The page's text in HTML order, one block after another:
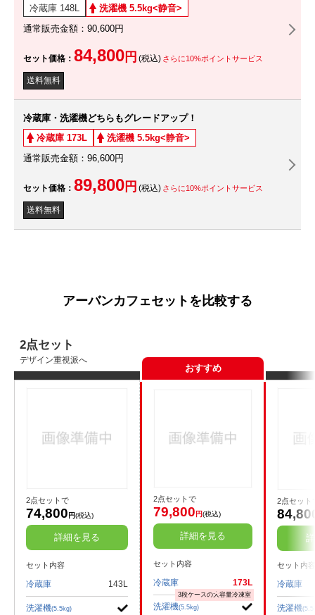
冷蔵庫 148L
洗濯機 5.5kg<静音>
通常販売金額：90,600円
セット価格：84,800 円 (税込) さらに10%ポイントサービス
送料無料
冷蔵庫・洗濯機どちらもグレードアップ！
冷蔵庫 173L
洗濯機 5.5kg<静音>
通常販売金額：96,600円
セット価格：89,800 円 (税込) さらに10%ポイントサービス
送料無料
アーバンカフェセットを比較する
2点セット
デザイン重視派へ
2点セットで
74,800 円(税込)
詳細を見る
セット内容
冷蔵庫 143L
洗濯機(5.5kg)
おすすめ
2点セットで
79,800 円(税込)
詳細を見る
セット内容
冷蔵庫 173L
3段ケースの大容量冷凍室
洗濯機(5.5kg)
2点セット
セット内
冷蔵庫
洗濯機